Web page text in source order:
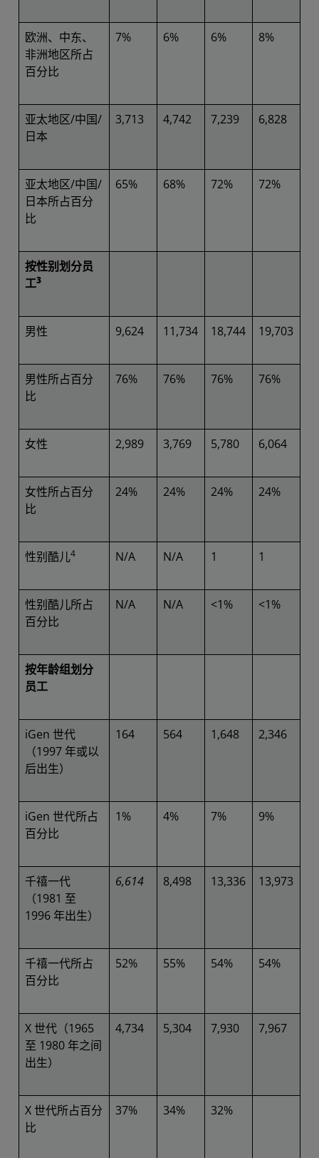
欧洲、中东、
非洲地区所占
百分比
7% 6% 6% 8%
亚太地区/中国/
日本
3,713 4,742 7,239 6,828
亚太地区/中国/
日本所占百分
比
65% 68% 72% 72%
按性别划分员
工3
男性 9,624 11,734 18,744 19,703
男性所占百分
比
76% 76% 76% 76%
女性 2,989 3,769 5,780 6,064
女性所占百分
比
24% 24% 24% 24%
性别酷儿4 N/A N/A 1 1
性别酷儿所占
百分比
N/A N/A <1% <1%
按年龄组划分
员工
iGen 世代
（1997 年或以
后出生）
164 564 1,648 2,346
iGen 世代所占
百分比
1% 4% 7% 9%
千禧一代
（1981 至
1996 年出生）
6,614 8,498 13,336 13,973
千禧一代所占
百分比
52% 55% 54% 54%
X 世代（1965
至 1980 年之间
出生）
4,734 5,304 7,930 7,967
X 世代所占百分
比
37% 34% 32%